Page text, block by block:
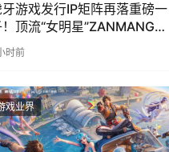
牙游戏发行IP矩阵再落重磅一
顶流“女明星”ZANMANG
正版3D消除手游《消消
遇》惊喜曝光
时前
戏业界